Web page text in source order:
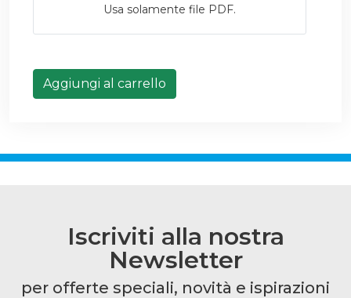
Usa solamente file PDF.
Aggiungi al carrello
Iscriviti alla nostra
Newsletter
per offerte speciali, novità e ispirazioni